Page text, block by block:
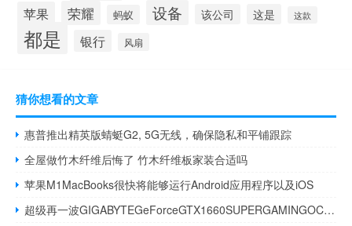
苹果 荣耀 蚂蚁 设备 该公司 这是 这款
都是 银行 风扇
猜你想看的文章
惠普推出精英版蜻蜓G2, 5G无线，确保隐私和平铺跟踪
全屋做竹木纤维后悔了 竹木纤维板家装合适吗
苹果M1MacBooks很快将能够运行Android应用程序以及iOS
超级再一波GIGABYTEGeForceGTX1660SUPERGAMINGOC6G开箱测试